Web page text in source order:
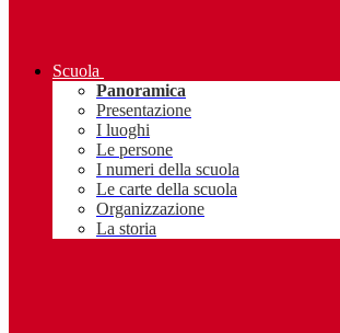
Scuola
Panoramica
Presentazione
I luoghi
Le persone
I numeri della scuola
Le carte della scuola
Organizzazione
La storia